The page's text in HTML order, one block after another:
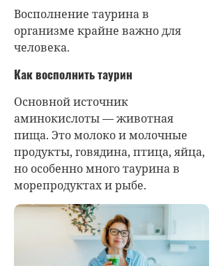
Восполнение таурина в
организме крайне важно для
человека.
Как восполнить таурин
Основной источник
аминокислоты — животная
пища. Это молоко и молочные
продукты, говядина, птица, яйца,
но особенно много таурина в
морепродуктах и рыбе.